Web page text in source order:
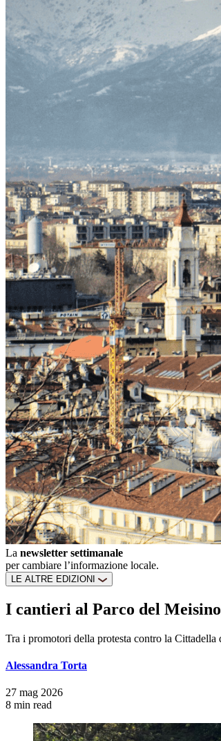
La newsletter settimanale
per cambiare l’informazione locale.
LE ALTRE EDIZIONI
I cantieri al Parco del
Tra i promotori della protesta contro la Cittadella
Alessandra Torta
27 mag 2026
8 min read